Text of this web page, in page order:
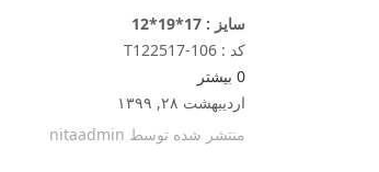
سایز : 17*19*12
کد : T122517-106
0 بیشتر
اردیبهشت ۲۸, ۱۳۹۹
منتشر شده توسط nitaadmin